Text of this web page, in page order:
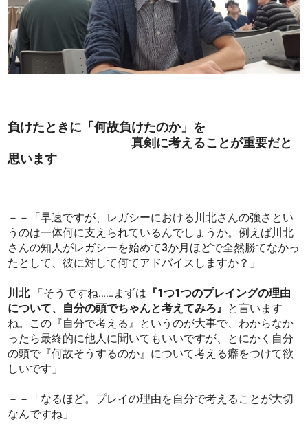
負けたときに「何故負けたのか」を
真剣に考えることが重要だと
思います
－－「早速ですが、レガシーにおける川北さんの強さとい
うのは一体何に支えられているんでしょうか。例えば川北
さんの知人がレガシーを始めて3か月ほどで全然勝てなかっ
たとして、彼に対して何てアドバイスしますか？」
川北 「そうですね……まずは 『1つ1つのプレイングの理由
について、自分の頭でちゃんと考えてみろ』 と言います
ね。この『自分で考える』というのが大事で、わからなか
ったら最終的に他人に聞いてもいいですが、とにかく自分
の頭で『何故そうするのか』について考える癖をつけて欲
しいです」
－－「なるほど。プレイの理由を自分で考えることが大切
なんですね」